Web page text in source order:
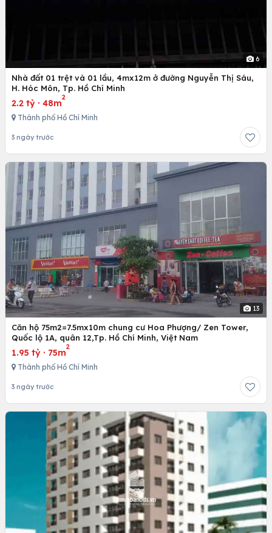
6
Nhà đất 01 trệt và 01 lầu, 4mx12m ở đường Nguyễn Thị Sáu,
H. Hóc Môn, Tp. Hồ Chí Minh
2.2 tỷ · 48m
2
Thành phố Hồ Chí Minh
3 ngày trước
13
Căn hộ 75m2=7.5mx10m chung cư Hoa Phượng/ Zen Tower,
Quốc lộ 1A, quân 12,Tp. Hồ Chí Minh, Việt Nam
1.95 tỷ · 75m
2
Thành phố Hồ Chí Minh
3 ngày trước